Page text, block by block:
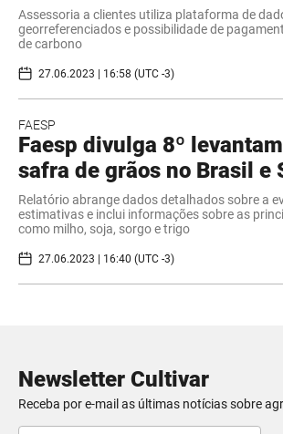
Assessoria a clientes utiliza plataforma de
georreferenciados e possibilidade de
de carbono
27.06.2023 | 16:58 (UTC -3)
FAESP
Faesp divulga 8º
safra de grãos no Brasil e
Relatório abrange dados detalhados sobre a
estimativas e inclui informações sobre as
como milho, soja, sorgo e trigo
27.06.2023 | 16:40 (UTC -3)
Newsletter Cultivar
Receba por e-mail as últimas notícias sobre